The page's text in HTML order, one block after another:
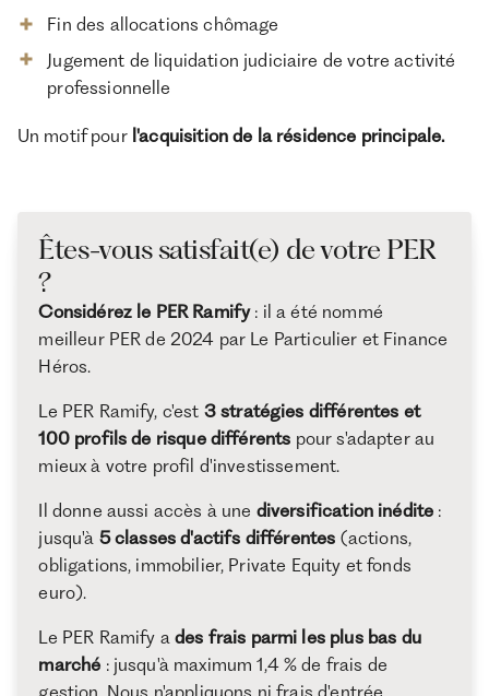
Fin des allocations chômage
Jugement de liquidation judiciaire de votre activité
professionnelle
Un motif pourl'acquisition de la résidence principale.
Êtes-vous satisfait(e) de votre PER
?
Considérez le PER Ramify: il a été nommé
meilleur PER de 2024 par Le Particulier et Finance
Héros.
Le PER Ramify, c'est 3 stratégies différentes et
100 profils de risque différents pour s'adapter au
mieux à votre profil d'investissement.
Il donne aussi accès à une diversification inédite :
jusqu'à 5 classes d'actifs différentes (actions,
obligations, immobilier, Private Equity et fonds
euro).
Le PER Ramify a des frais parmi les plus bas du
marché : jusqu'à maximum 1,4 % de frais de
gestion. Nous n'appliquons ni frais d'entrée,